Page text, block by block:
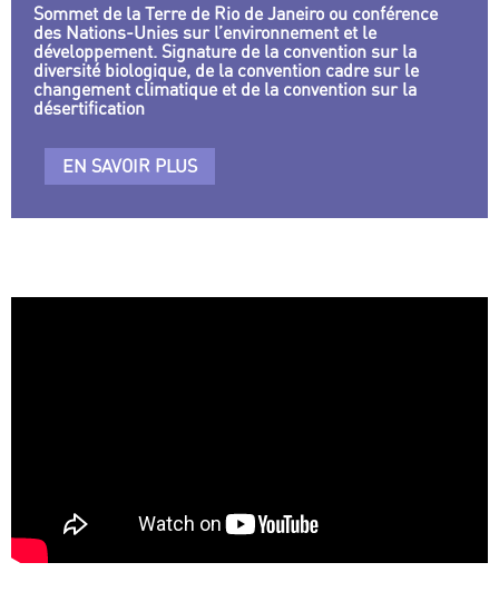
Sommet de la Terre de Rio de Janeiro ou conférence
des Nations-Unies sur l’environnement et le
développement. Signature de la convention sur la
diversité biologique, de la convention cadre sur le
changement climatique et de la convention sur la
désertification
EN SAVOIR PLUS